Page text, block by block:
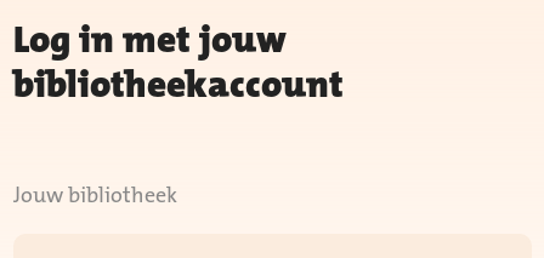
Log in met jouw
bibliotheekaccount
Jouw bibliotheek